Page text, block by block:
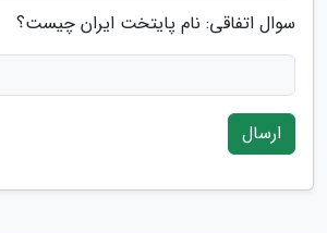
سوال اتفاقی: نام پایتخت ایران چیست؟
ارسال